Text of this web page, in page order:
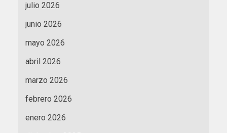
julio 2026
junio 2026
mayo 2026
abril 2026
marzo 2026
febrero 2026
enero 2026